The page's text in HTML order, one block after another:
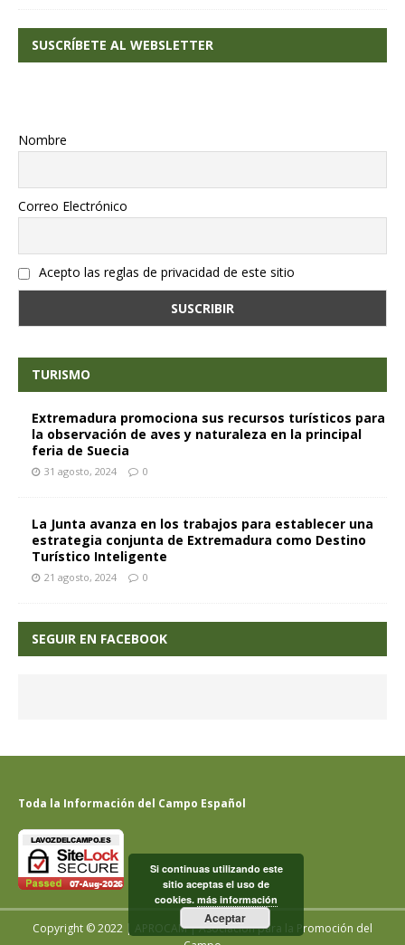
SUSCRÍBETE AL WEBSLETTER
Nombre
Correo Electrónico
Acepto las reglas de privacidad de este sitio
TURISMO
Extremadura promociona sus recursos turísticos para
la observación de aves y naturaleza en la principal
feria de Suecia
31 agosto, 2024 0
La Junta avanza en los trabajos para establecer una
estrategia conjunta de Extremadura como Destino
Turístico Inteligente
21 agosto, 2024 0
SEGUIR EN FACEBOOK
Toda la Información del Campo Español
Copyright © 2022 | APROCAM | Asociación para la Promoción del
Si continuas utilizando este
sitio aceptas el uso de
cookies. más información
Aceptar